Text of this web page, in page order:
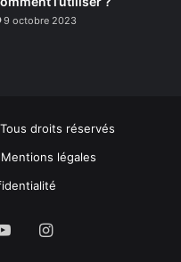
9 octobre 2023
droits réservés
Mentions légales
YouTubeInstagram